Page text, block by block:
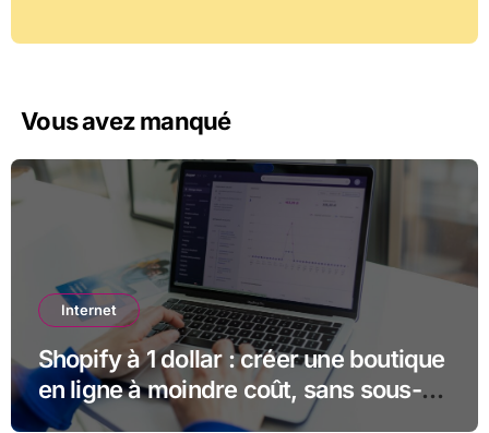
Vous avez manqué
Internet
Shopify à 1 dollar : créer une boutique
en ligne à moindre coût, sans sous-
estimer la suite